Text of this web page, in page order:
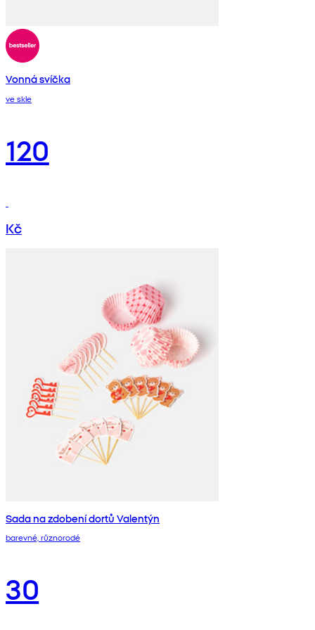
Vonná svíčka
ve skle
120
Kč
Sada na zdobení dortů Valentýn
barevné, různorodé
30